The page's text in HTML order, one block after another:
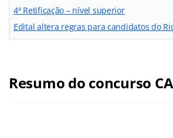
4ª Retificação – nível superior
Edital altera regras para candidatos do
Resumo do concurso